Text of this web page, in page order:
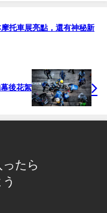
托車展亮點，還有神秘新
後花絮
たら